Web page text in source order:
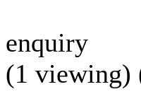
enquiry
(1 viewing)